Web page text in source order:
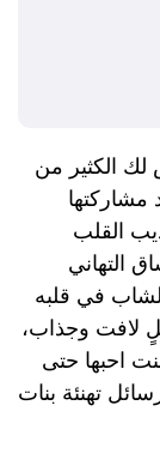
الكثير من
مشاركتها
القلب
التهاني
في قلبه
لافت وجذاب،
احبها حتى
تهنئة بنات